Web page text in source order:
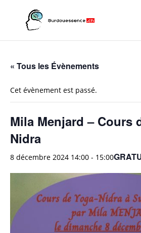
« Tous les Évènements
Cet évènement est passé.
Mila Menjard – Cours
Nidra
8 décembre 2024 14:00 - 15:00